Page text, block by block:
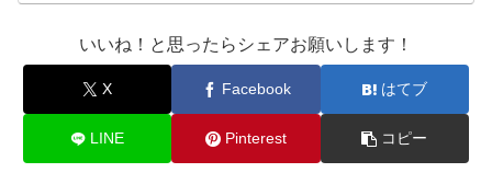
いいね！と思ったらシェアお願いします！
X Facebook はてブ
LINE Pinterest コピー